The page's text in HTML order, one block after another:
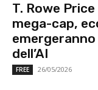
T. Rowe
mega-cap,
dell’AI
FREE 26/05/2026